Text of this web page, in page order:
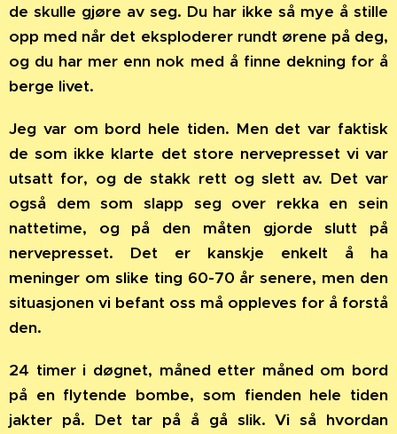
de skulle gjøre av seg. Du har ikke så mye å stille
opp med når det eksploderer rundt ørene på deg,
og du har mer enn nok med å finne dekning for å
berge livet.
Jeg var om bord hele tiden. Men det var faktisk
de som ikke klarte det store nervepresset vi var
utsatt for, og de stakk rett og slett av. Det var
også dem som slapp seg over rekka en sein
nattetime, og på den måten gjorde slutt på
nervepresset. Det er kanskje enkelt å ha
meninger om slike ting 60-70 år senere, men den
situasjonen vi befant oss må oppleves for å forstå
den.
24 timer i døgnet, måned etter måned om bord
på en flytende bombe, som fienden hele tiden
jakter på. Det tar på å gå slik. Vi så hvordan